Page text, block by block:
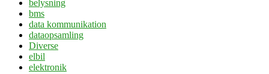
belysning
bms
data kommunikation
dataopsamling
Diverse
elbil
elektronik